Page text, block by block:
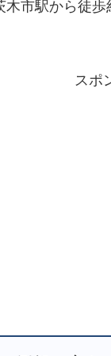
木市駅から徒歩
スポ